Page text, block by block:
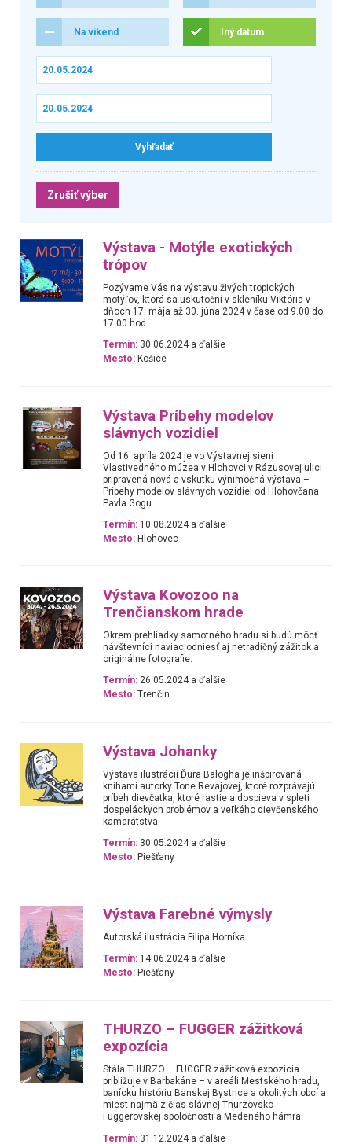
Na víkend Iný dátum
Zrušiť výber
Výstava - Motýle exotických
trópov
Pozývame Vás na výstavu živých tropických
motýľov, ktorá sa uskutoční v skleníku Viktória v
dňoch 17. mája až 30. júna 2024 v čase od 9.00 do
17.00 hod.
Termín: 30.06.2024 a ďalšie
Mesto: Košice
Výstava Príbehy modelov
slávnych vozidiel
Od 16. apríla 2024 je vo Výstavnej sieni
Vlastivedného múzea v Hlohovci v Rázusovej ulici
pripravená nová a vskutku výnimočná výstava –
Príbehy modelov slávnych vozidiel od Hlohovčana
Pavla Gogu.
Termín: 10.08.2024 a ďalšie
Mesto: Hlohovec
Výstava Kovozoo na
Trenčianskom hrade
Okrem prehliadky samotného hradu si budú môcť
návštevníci naviac odniesť aj netradičný zážitok a
originálne fotografie.
Termín: 26.05.2024 a ďalšie
Mesto: Trenčín
Výstava Johanky
Výstava ilustrácií Ďura Balogha je inšpirovaná
knihami autorky Tone Revajovej, ktoré rozprávajú
príbeh dievčatka, ktoré rastie a dospieva v spleti
dospeláckych problémov a veľkého dievčenského
kamarátstva.
Termín: 30.05.2024 a ďalšie
Mesto: Piešťany
Výstava Farebné výmysly
Autorská ilustrácia Filipa Horníka.
Termín: 14.06.2024 a ďalšie
Mesto: Piešťany
THURZO – FUGGER zážitková
expozícia
Stála THURZO – FUGGER zážitková expozícia
približuje v Barbakáne – v areáli Mestského hradu,
banícku históriu Banskej Bystrice a okolitých obcí a
miest najmä z čias slávnej Thurzovsko-
Fuggerovskej spoločnosti a Medeného hámra.
Termín: 31.12.2024 a ďalšie